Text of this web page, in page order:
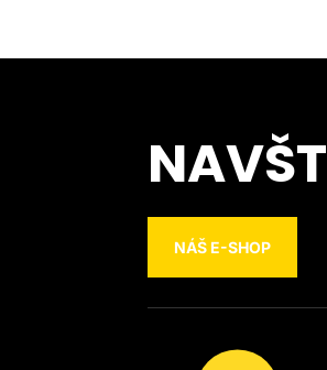
NÁŠ E-SHOP